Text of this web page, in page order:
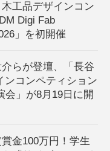
工品デザインコン
Digi Fab
」を初開催
らが登壇、「長谷
ンコンペティション
会」が8月19日に開
賞金100万円！学生